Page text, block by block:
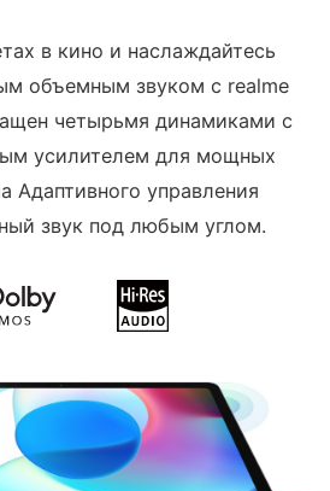
в кино и наслаждайтесь
объемным звуком с realme
четырьмя динамиками с
усилителем для мощных
Адаптивного управления
звук под любым углом.